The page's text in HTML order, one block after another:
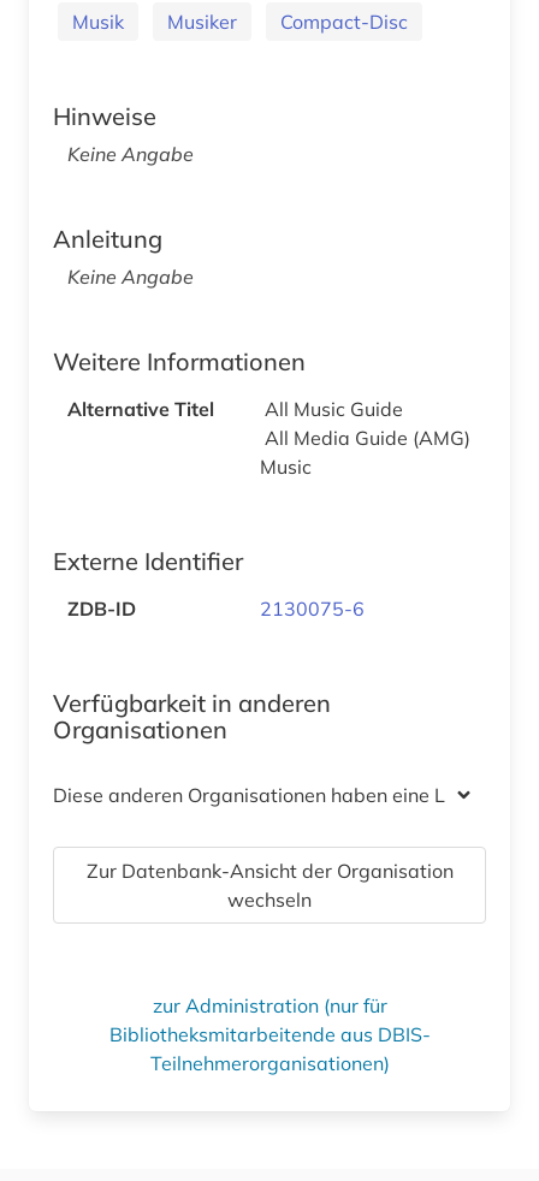
Musik Musiker Compact-Disc
Hinweise
Keine Angabe
Anleitung
Keine Angabe
Weitere Informationen
Alternative Titel
All Music Guide
All Media Guide (AMG)
Music
Externe Identifier
ZDB-ID 2130075-6
Verfügbarkeit in anderen
Organisationen
Diese anderen Organisationen haben eine Lizenz
Zur Datenbank-Ansicht der Organisation
wechseln
zur Administration (nur für
Bibliotheksmitarbeitende aus DBIS-
Teilnehmerorganisationen)